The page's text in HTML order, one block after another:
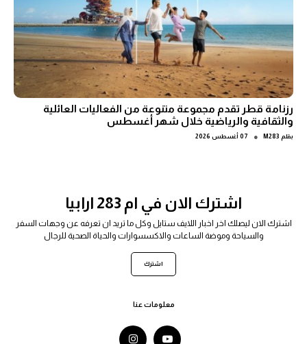
رزنامة قطر تقدم مجموعة متنوعة من الفعاليات العائلية
والثقافية والرياضية خلال شهر أغسطس
بقلم M283
● 07 أغسطس 2026
اشترك الان في ام 283 ارابيا
اشترك الان ليصلك اخر اخبار اللايف ستايل وكل ما تريد ان تعرفه عن وجهات السفر
والسياحة وموضة الساعات والاكسسوارات والحياة الصحية للرجال
اشترك
معلومات عنا